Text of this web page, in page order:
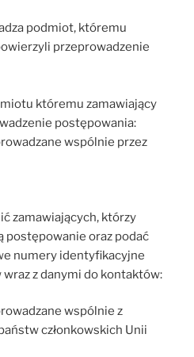
podmiot, któremu
przeprowadzenie
któremu zamawiający
postępowania:
wspólnie przez
zamawiających, którzy
postępowanie oraz podać
numery identyfikacyjne
z danymi do kontaktów:
wspólnie z
członkowskich Unii